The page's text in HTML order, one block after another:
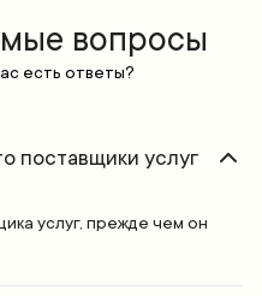
вопросы
есть ответы?
поставщики услуг
услуг, прежде чем он